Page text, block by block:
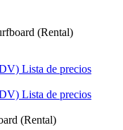
(Rental)
Lista de precios
Lista de precios